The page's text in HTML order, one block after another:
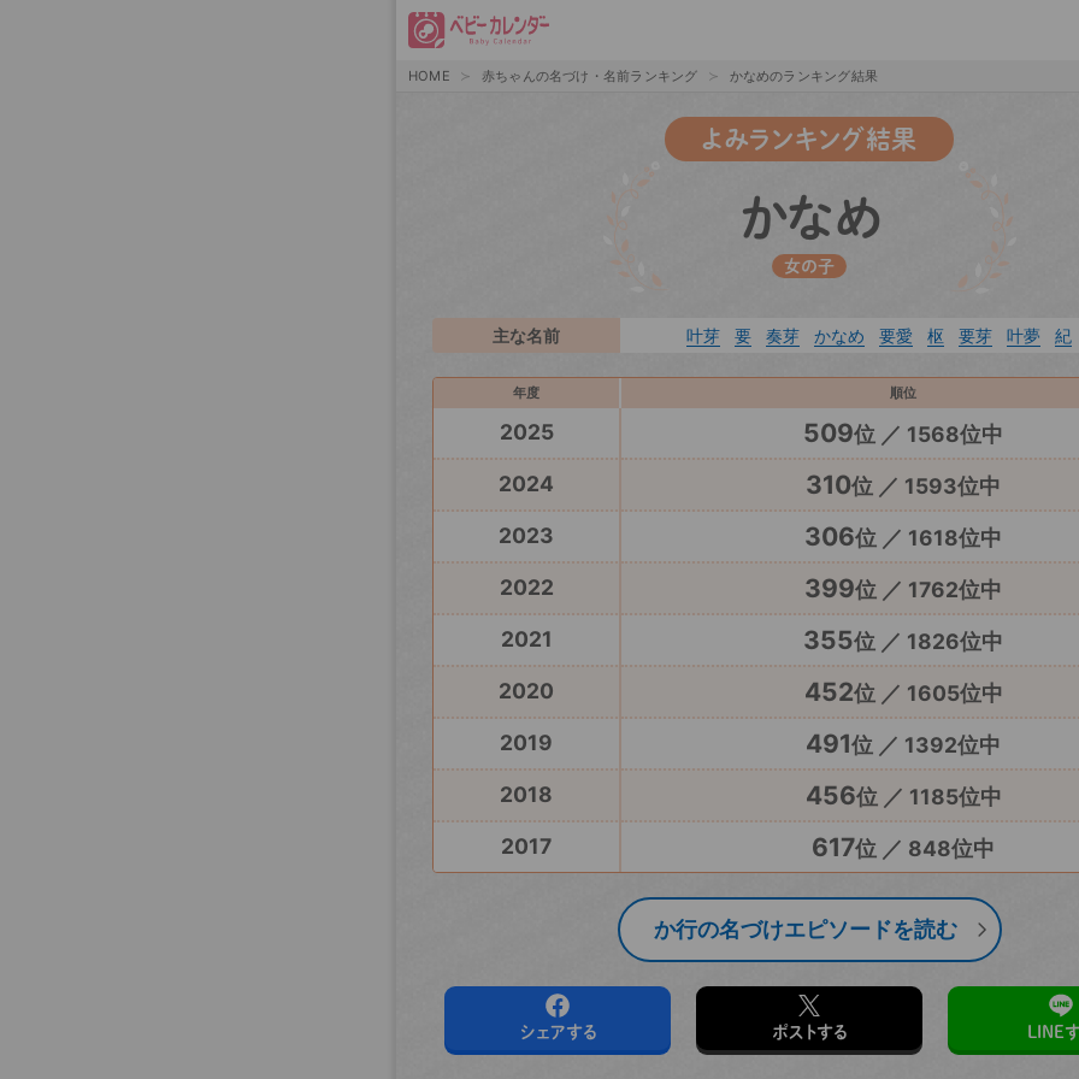
HOME 赤ちゃんの名づけ・名前ランキング かなめのランキング結果
よみランキング結果
かなめ
女の子
主な名前 叶芽 要 奏芽 かなめ 要愛 枢 要芽 叶夢 紀
年度 順位
2025 509位 ／ 1568位中
2024
310位 ／ 1593位中
2023
306位 ／ 1618位中
2022
399位 ／ 1762位中
2021
355位 ／ 1826位中
2020
452位 ／ 1605位中
2019
491位 ／ 1392位中
2018
456位 ／ 1185位中
2017
617位 ／ 848位中
か行の名づけエピソードを読む
シェアする ポストする LINE